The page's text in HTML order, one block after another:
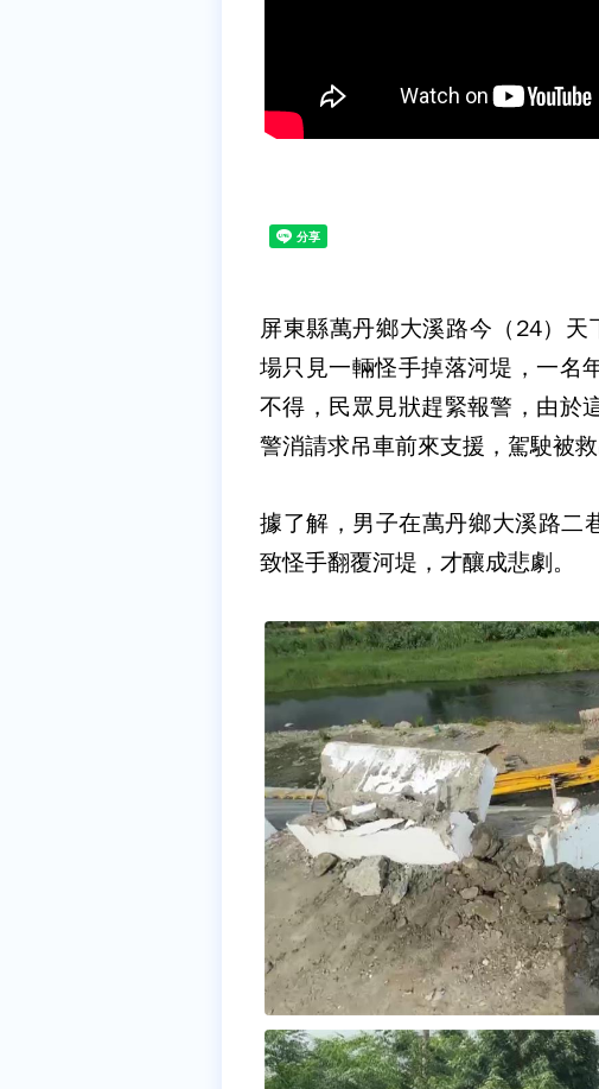
屏東縣萬丹鄉大溪路今（24）
場只見一輛怪手掉落河堤，一名
不得，民眾見狀趕緊報警，由於
警消請求吊車前來支援，駕駛被救
據了解，男子在萬丹鄉大溪路二
致怪手翻覆河堤，才釀成悲劇。